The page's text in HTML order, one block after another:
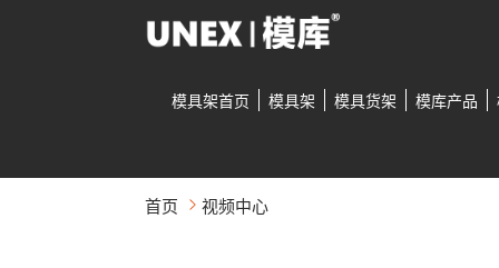
模具架首页 模具架 模具货架 模库产品
首页 视频中心